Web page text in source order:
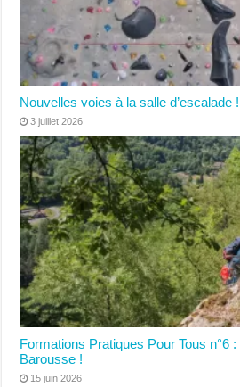
Nouvelles voies à la salle d’escalade !
3 juillet 2026
Formations Pratiques Pour Tous n°6
Barousse !
15 juin 2026